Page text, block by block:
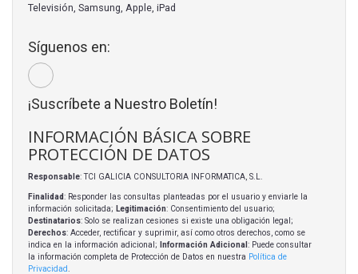
Televisión, Samsung, Apple, iPad
Síguenos en:
¡Suscríbete a Nuestro Boletín!
INFORMACIÓN BÁSICA SOBRE
PROTECCIÓN DE DATOS
Responsable: TCI GALICIA CONSULTORIA INFORMATICA, S.L.
Finalidad: Responder las consultas planteadas por el usuario y enviarle la
información solicitada; Legitimación: Consentimiento del usuario;
Destinatarios: Solo se realizan cesiones si existe una obligación legal;
Derechos: Acceder, rectificar y suprimir, así como otros derechos, como se
indica en la información adicional;
Información Adicional : Puede consultar
la información completa de Protección de Datos en nuestra Política de
Privacidad